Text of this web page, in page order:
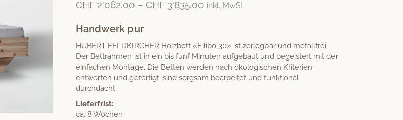
CHF 2'062.00 – CHF 3'835.00 inkl. MwSt.
Handwerk pur
HUBERT FELDKIRCHER Holzbett «Filipo 30» ist zerlegbar und metallfrei.
Der Bettrahmen ist in ein bis fünf Minuten aufgebaut und begeistert mit der
einfachen Montage. Die Betten werden nach ökologischen Kriterien
entworfen und gefertigt, sind sorgsam bearbeitet und funktional
durchdacht.
Lieferfrist:
ca. 8 Wochen